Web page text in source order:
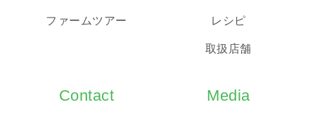
ファームツアー レシピ
取扱店舗
Contact Media